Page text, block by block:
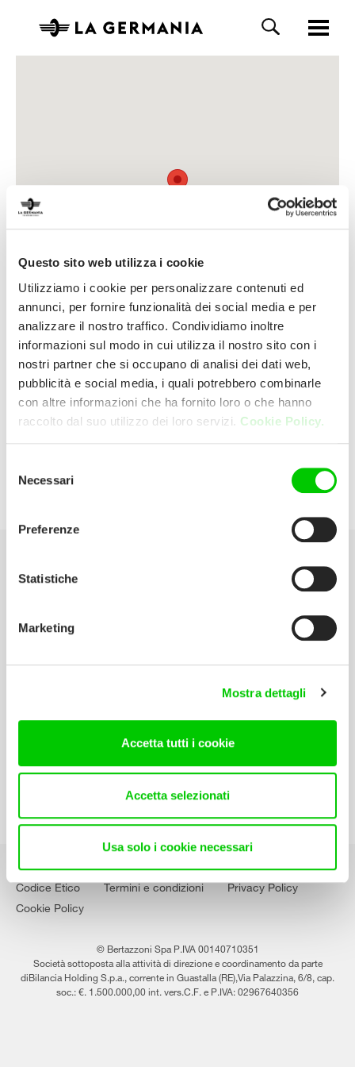
Questo sito web utilizza i cookie
Utilizziamo i cookie per personalizzare contenuti ed
annunci, per fornire funzionalità dei social media e per
analizzare il nostro traffico. Condividiamo inoltre
informazioni sul modo in cui utilizza il nostro sito con i
nostri partner che si occupano di analisi dei dati web,
pubblicità e social media, i quali potrebbero combinarle
con altre informazioni che ha fornito loro o che hanno
raccolto dal suo utilizzo dei loro servizi. Cookie Policy.
delNecessari
Preferenze
Statistiche
Marketing
Mostra dettagli
Accetta tutti i cookie
Accetta selezionati
Usa solo i cookie necessari
Trony
P:0783 212258
Seleziona la tua Area
Scarica il catalogo
Codice Etico Termini e condizioni
Privacy Policy
Cookie Policy
© Bertazzoni Spa P.IVA 00140710351
Società sottoposta alla attività di direzione e coordinamento da parte
diBilancia Holding S.p.a., corrente in Guastalla (RE),Via Palazzina, 6/8, cap.
soc.: €. 1.500.000,00 int. vers.C.F. e P.IVA: 02967640356